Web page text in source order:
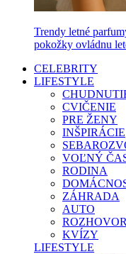
Trendy letné
pokožky ovládnu
CELEBRITY
LIFESTYLE
CVIČENIE
PRE ŽENY
INŠPIRÁCIE
VOĽNÝ
RODINA
ZÁHRADA
AUTO
KVÍZY
LIFESTYLE